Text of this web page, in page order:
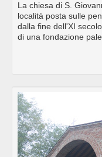
La chiesa di S.
località posta sulle
dalla fine dell'XI
di una fondazione